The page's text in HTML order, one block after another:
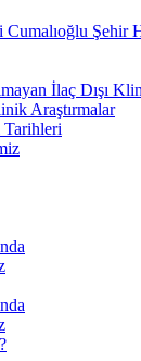
Şehir
İlaç Dışı
Araştırmalar